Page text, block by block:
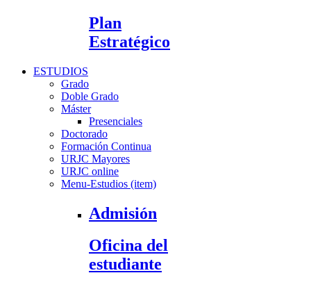
Plan
Estratégico
ESTUDIOS
Grado
Doble Grado
Máster
Presenciales
Doctorado
Formación Continua
URJC Mayores
URJC online
Menu-Estudios (item)
Admisión
Oficina del
estudiante